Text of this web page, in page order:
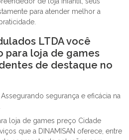
para atender melhor a
LTDA você
para loja de games
de destaque no
segurança e eficácia na
loja de games preço Cidade
que a DINAMISAN oferece, entre